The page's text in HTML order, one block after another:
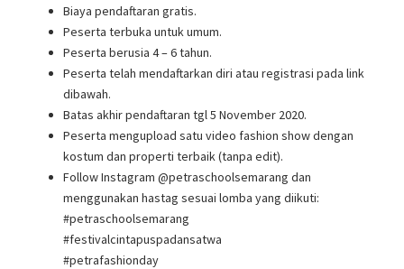
Biaya pendaftaran gratis.
Peserta terbuka untuk umum.
Peserta berusia 4 – 6 tahun.
Peserta telah mendaftarkan diri atau registrasi pada link
dibawah.
Batas akhir pendaftaran tgl 5 November 2020.
Peserta mengupload satu video fashion show dengan
kostum dan properti terbaik (tanpa edit).
Follow Instagram @petraschoolsemarang dan
menggunakan hastag sesuai lomba yang diikuti:
#petraschoolsemarang
#festivalcintapuspadansatwa
#petrafashionday